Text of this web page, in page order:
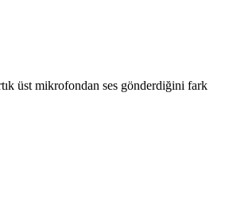
üst mikrofondan ses gönderdiğini fark